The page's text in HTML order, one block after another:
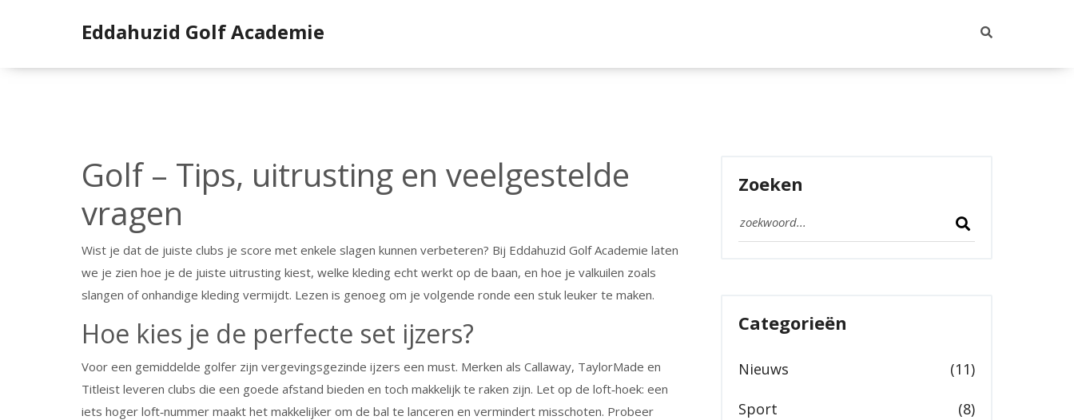
Eddahuzid Golf Academie
Golf – Tips, uitrusting en veelgestelde
vragen
Wist je dat de juiste clubs je score met enkele slagen kunnen verbeteren? Bij Eddahuzid Golf Academie laten
we je zien hoe je de juiste uitrusting kiest, welke kleding echt werkt op de baan, en hoe je valkuilen zoals
slangen of onhandige kleding vermijdt. Lezen is genoeg om je volgende ronde een stuk leuker te maken.
Hoe kies je de perfecte set ijzers?
Voor een gemiddelde golfer zijn vergevingsgezinde ijzers een must. Merken als Callaway, TaylorMade en
Titleist leveren clubs die een goede afstand bieden en toch makkelijk te raken zijn. Let op de loft‑hoek: een
iets hoger loft‑nummer maakt het makkelijker om de bal te lanceren en vermindert misschoten. Probeer
Zoeken
Categorieën
Nieuws (11)
Sport (8)